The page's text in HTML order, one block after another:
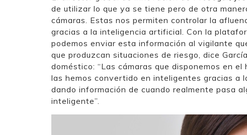
de utilizar lo que ya se tiene pero de otra
cámaras. Estas nos permiten controlar la
gracias a la inteligencia artificial. Con la
podemos enviar esta información al vigilante
que produzcan situaciones de riesgo, dice
doméstico: “Las cámaras que disponemos en
las hemos convertido en inteligentes gracias
dando información de cuando realmente pasa
inteligente”.